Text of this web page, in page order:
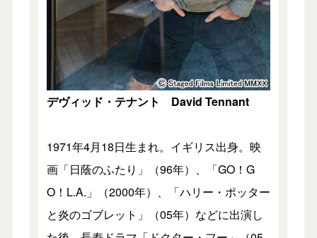
デヴィッド・テナント David Tennant
1971年4月18日生まれ。イギリス出身。映
画「日蔭のふたり」（96年）、「GO！G
O！L.A.」（2000年）、「ハリー・ポッター
と炎のゴブレット」（05年）などに出演し